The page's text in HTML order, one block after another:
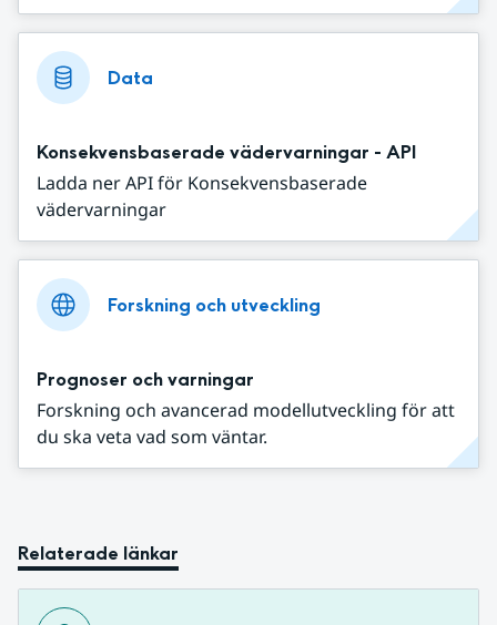
Data
Konsekvensbaserade vädervarningar - API
Ladda ner API för Konsekvensbaserade
vädervarningar
Forskning och utveckling
Prognoser och varningar
Forskning och avancerad modellutveckling för att
du ska veta vad som väntar.
Relaterade länkar